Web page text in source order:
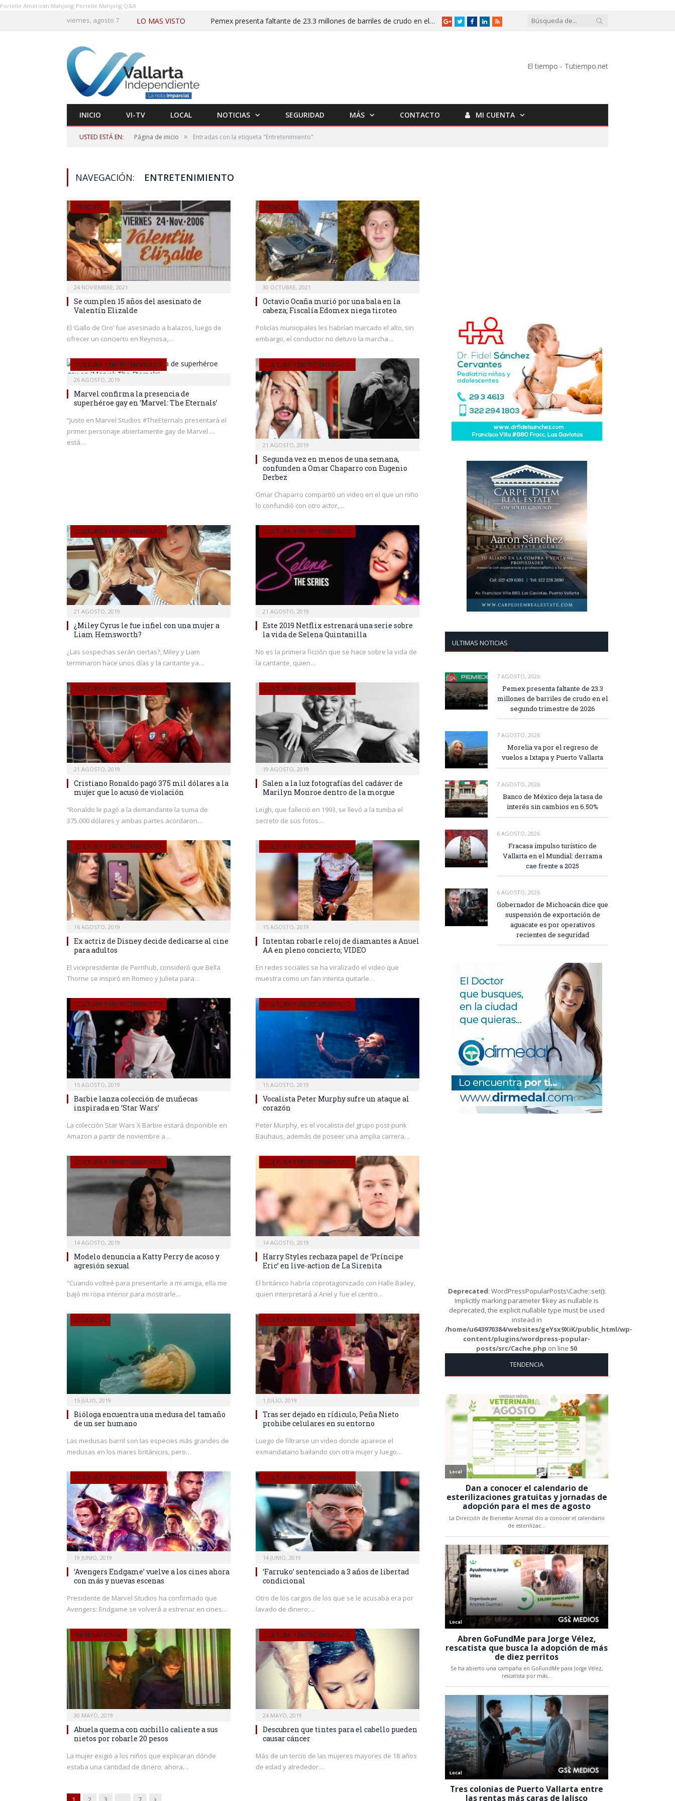
Portelle American Mahjong Portelle Mahjong Q&A
viernes, agosto 7 LO MAS VISTO Pemex presenta faltante de 23.3 millones de barriles de crudo en el segundo trimestre de 2026
GoogleTwitterFacebookLinkedIn
RSS
El tiempo - Tutiempo.net
INICIO VI-TV LOCAL NOTICIAS SEGURIDAD MÁS CONTACTO MI CUENTA
USTED ESTÁ EN: Página de inicio » Entradas con la etiqueta "Entretenimiento"
NAVEGACIÓN: ENTRETENIMIENTO
PRINCIPAL
24 NOVIEMBRE, 2021
Se cumplen 15 años del asesinato de
Valentín Elizalde
El ‘Gallo de Oro’ fue asesinado a balazos, luego de
ofrecer un concierto en Reynosa,…
PRINCIPAL
30 OCTUBRE, 2021
Octavio Ocaña murió por una bala en la
cabeza; Fiscalía Edomex niega tiroteo
Policías municipales les habrían marcado el alto, sin
embargo, el conductor no detuvo la marcha…
CULTURA Y ENTRETENIMIENTO
26 AGOSTO, 2019
Marvel confirma la presencia de
superhéroe gay en ‘Marvel: The Eternals’
“Justo en Marvel Studios #TheEternals presentará el
primer personaje abiertamente gay de Marvel …
está…
CULTURA Y ENTRETENIMIENTO
21 AGOSTO, 2019
Segunda vez en menos de una semana,
confunden a Omar Chaparro con Eugenio
Derbez
Omar Chaparro compartió un video en el que un niño
lo confundió con otro actor,…
CULTURA Y ENTRETENIMIENTO
21 AGOSTO, 2019
¿Miley Cyrus le fue infiel con una mujer a
Liam Hemsworth?
¿Las sospechas serán ciertas?, Miley y Liam
terminaron hace unos días y la cantante ya…
CULTURA Y ENTRETENIMIENTO
21 AGOSTO, 2019
Este 2019 Netflix estrenará una serie sobre
la vida de Selena Quintanilla
No es la primera ficción que se hace sobre la vida de
la cantante, quien…
CULTURA Y ENTRETENIMIENTO
21 AGOSTO, 2019
Cristiano Ronaldo pagó 375 mil dólares a la
mujer que lo acusó de violación
“Ronaldo le pagó a la demandante la suma de
375.000 dólares y ambas partes acordaron…
CULTURA Y ENTRETENIMIENTO
19 AGOSTO, 2019
Salen a la luz fotografías del cadáver de
Marilyn Monroe dentro de la morgue
Leigh, que falleció en 1993, se llevó a la tumba el
secreto de sus fotos…
CULTURA Y ENTRETENIMIENTO
16 AGOSTO, 2019
Ex actriz de Disney decide dedicarse al cine
para adultos
El vicepresidente de Pornhub, consideró que Bella
Thorne se inspiró en Romeo y Julieta para…
CULTURA Y ENTRETENIMIENTO
15 AGOSTO, 2019
Intentan robarle reloj de diamantes a Anuel
AA en pleno concierto; VIDEO
En redes sociales se ha viralizado el video que
muestra como un fan intenta quitarle…
CULTURA Y ENTRETENIMIENTO
15 AGOSTO, 2019
Barbie lanza colección de muñecas
inspirada en ‘Star Wars’
La colección Star Wars X Barbie estará disponible en
Amazon a partir de noviembre a…
CULTURA Y ENTRETENIMIENTO
15 AGOSTO, 2019
Vocalista Peter Murphy sufre un ataque al
corazón
Peter Murphy, es el vocalista del grupo post-punk
Bauhaus, además de poseer una amplia carrera…
CULTURA Y ENTRETENIMIENTO
14 AGOSTO, 2019
Modelo denuncia a Katty Perry de acoso y
agresión sexual
“Cuando volteé para presentarle a mi amiga, ella me
bajó mi ropa interior para mostrarle…
CULTURA Y ENTRETENIMIENTO
14 AGOSTO, 2019
Harry Styles rechaza papel de ‘Príncipe
Eric’ en live-action de La Sirenita
El británico habría coprotagonizado con Halle Bailey,
quien interpretará a Ariel y fue el centro…
ECOLOGÍA
15 JULIO, 2019
Bióloga encuentra una medusa del tamaño
de un ser humano
Las medusas barril son las especies más grandes de
medusas en los mares británicos, pero…
CULTURA Y ENTRETENIMIENTO
1 JULIO, 2019
Tras ser dejado en rídiculo, Peña Nieto
prohibe celulares en su entorno
Luego de filtrarse un video donde aparece el
exmandatario bailando con otra mujer y luego…
CULTURA Y ENTRETENIMIENTO
19 JUNIO, 2019
‘Avengers Endgame’ vuelve a los cines ahora
con más y nuevas escenas
Presidente de Marvel Studios ha confirmado que
Avengers: Endgame se volverá a estrenar en cines…
CULTURA Y ENTRETENIMIENTO
14 JUNIO, 2019
‘Farruko’ sentenciado a 3 años de libertad
condicional
Otro de los cargos de los que se le acusaba era por
lavado de dinero;…
INTERNACIONAL
30 MAYO, 2019
Abuela quema con cuchillo caliente a sus
nietos por robarle 20 pesos
La mujer exigió a los niños que explicaran dónde
estaba una cantidad de dinero; ahora…
CULTURA Y ENTRETENIMIENTO
24 MAYO, 2019
Descubren que tintes para el cabello pueden
causar cáncer
Más de un tercio de las mujeres mayores de 18 años
de edad y alrededor…
Siguiente
ULTIMAS NOTICIAS
7 AGOSTO, 2026
Pemex presenta faltante de 23.3
millones de barriles de crudo en el
segundo trimestre de 2026
7 AGOSTO, 2026
Morelia va por el regreso de
vuelos a Ixtapa y Puerto Vallarta
7 AGOSTO, 2026
Banco de México deja la tasa de
interés sin cambios en 6.50%
6 AGOSTO, 2026
Fracasa impulso turístico de
Vallarta en el Mundial: derrama
cae frente a 2025
6 AGOSTO, 2026
Gobernador de Michoacán dice que
suspensión de exportación de
aguacate es por operativos
recientes de seguridad
Deprecated: WordPressPopularPosts\Cache::set():
Implicitly marking parameter $key as nullable is
deprecated, the explicit nullable type must be used
instead in
/home/u643970384/websites/geYsx9XiK/public_html/wp-
content/plugins/wordpress-popular-
posts/src/Cache.php on line 50
TENDENCIA